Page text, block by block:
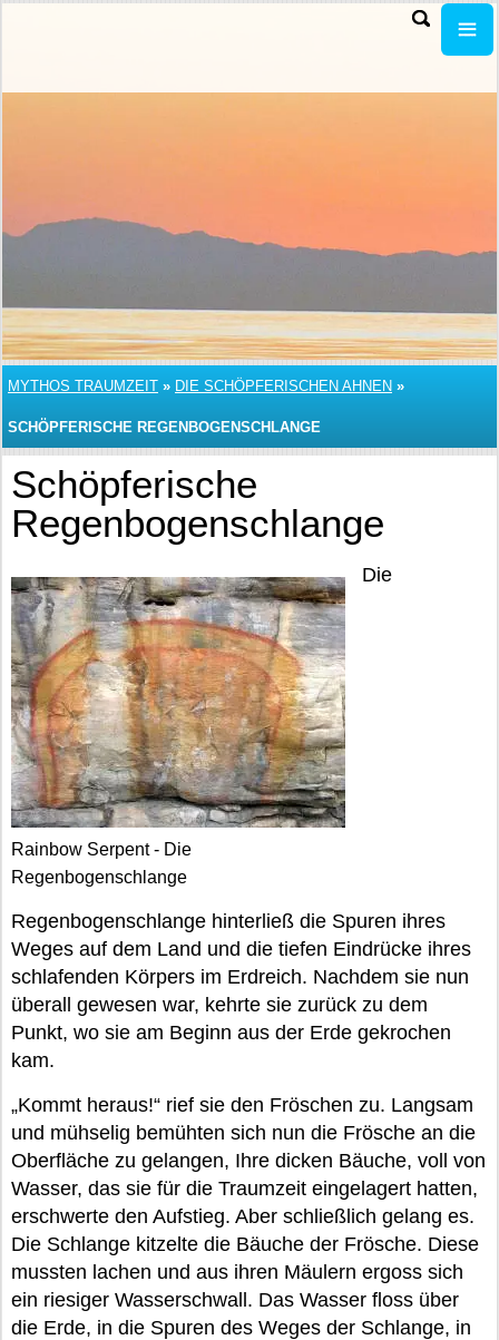
MYTHOS TRAUMZEIT » DIE SCHÖPFERISCHEN AHNEN »
SCHÖPFERISCHE REGENBOGENSCHLANGE
Schöpferische
Regenbogenschlange
Rainbow Serpent - Die
Regenbogenschlange
Die
Regenbogenschlange hinterließ die Spuren ihres
Weges auf dem Land und die tiefen Eindrücke ihres
schlafenden Körpers im Erdreich. Nachdem sie nun
überall gewesen war, kehrte sie zurück zu dem
Punkt, wo sie am Beginn aus der Erde gekrochen
kam.
„Kommt heraus!“ rief sie den Fröschen zu. Langsam
und mühselig bemühten sich nun die Frösche an die
Oberfläche zu gelangen, Ihre dicken Bäuche, voll von
Wasser, das sie für die Traumzeit eingelagert hatten,
erschwerte den Aufstieg. Aber schließlich gelang es.
Die Schlange kitzelte die Bäuche der Frösche. Diese
mussten lachen und aus ihren Mäulern ergoss sich
ein riesiger Wasserschwall. Das Wasser floss über
die Erde, in die Spuren des Weges der Schlange, in